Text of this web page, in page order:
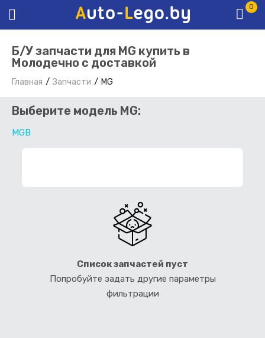
0
Б/У запчасти для MG купить в
Молодечно с доставкой
Главная Запчасти MG
Выберите модель MG:
MGB
Список запчастей пуст
Попробуйте задать другие параметры
фильтрации